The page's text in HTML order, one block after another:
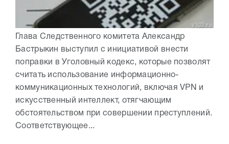
Глава Следственного комитета Александр
Бастрыкин выступил с инициативой внести
поправки в Уголовный кодекс, которые позволят
считать использование информационно-
коммуникационных технологий, включая VPN и
искусственный интеллект, отягчающим
обстоятельством при совершении преступлений.
Соответствующее...